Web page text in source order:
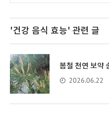
'건강 음식 효능' 관련 글
봄철 천연 보약
2026.06.22